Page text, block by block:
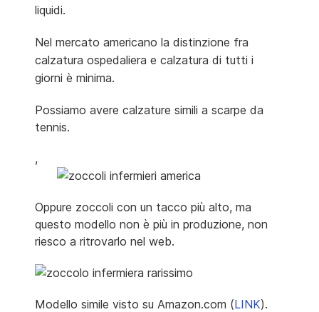
liquidi.
Nel mercato americano la distinzione fra
calzatura ospedaliera e calzatura di tutti i
giorni è minima.
Possiamo avere calzature simili a scarpe da
tennis.
,
Oppure zoccoli con un tacco più alto, ma
questo modello non è più in produzione, non
riesco a ritrovarlo nel web.
Modello simile visto su Amazon.com (LINK).